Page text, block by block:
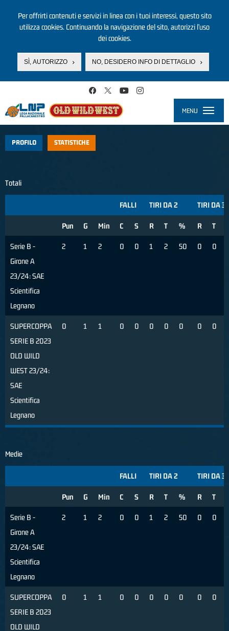
Per offrirti contenuti e servizi in linea con i tuoi interessi, questo sito
utilizza cookies. Continuando la navigazione del sito, autorizzi l’uso
dei cookies.
SÌ, AUTORIZZO NO, DESIDERO INFO DI DETTAGLIO
MENU
PROFILO STATISTICHE
Totali
FALLI TIRI DA 2 TIRI DA 3
Pun G Min C S R T % R T
Serie B -
Girone A
23/24: SAE
Scientifica
Legnano
2 1 2 0 0 1 2 50 0 0
SUPERCOPPA
SERIE B 2023
OLD WILD
WEST 23/24:
SAE
Scientifica
Legnano
0 1 1 0 0 0 0 0 0 0
Medie
FALLI TIRI DA 2 TIRI DA 3
Pun G Min C S R T % R T
Serie B -
Girone A
23/24: SAE
Scientifica
Legnano
2 1 2 0 0 1 2 50 0 0
SUPERCOPPA
SERIE B 2023
OLD WILD
0 1 1 0 0 0 0 0 0 0